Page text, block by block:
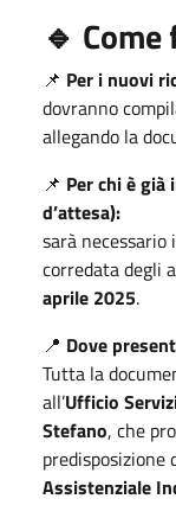
🔹 Come
📌 Per i nuovi
dovranno
allegando la
📌 Per chi è
d’attesa):
sarà necessario
corredata degli
aprile 2025.
📍 Dove
Tutta la
all’Ufficio
Stefano, che
predisposizione
Assistenziale